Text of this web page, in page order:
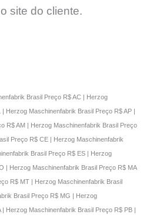
site do cliente.
Brasil Preço R$ AC | Herzog
Herzog Maschinenfabrik Brasil Preço R$ AP |
R$ AM | Herzog Maschinenfabrik Brasil Preço
Preço R$ CE | Herzog Maschinenfabrik
Brasil Preço R$ ES | Herzog
| Herzog Maschinenfabrik Brasil Preço R$ MA
R$ MT | Herzog Maschinenfabrik Brasil
Brasil Preço R$ MG | Herzog
Herzog Maschinenfabrik Brasil Preço R$ PB |